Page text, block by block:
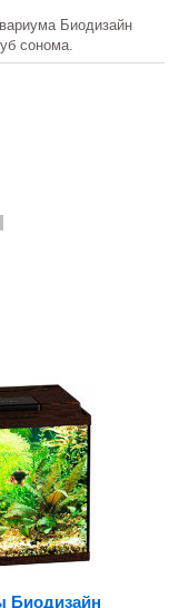
Биодизайн
сонома.
Биодизайн